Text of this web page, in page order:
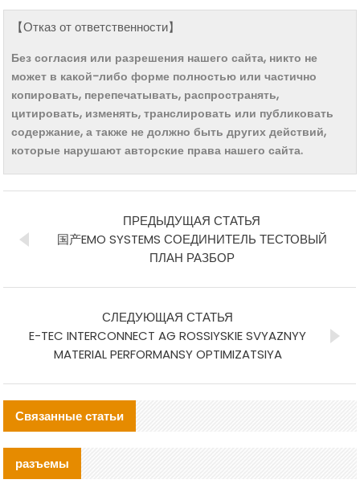
【Отказ от ответственности】
Без согласия или разрешения нашего сайта, никто не
может в какой-либо форме полностью или частично
копировать, перепечатывать, распространять,
цитировать, изменять, транслировать или публиковать
содержание, а также не должно быть других действий,
которые нарушают авторские права нашего сайта.
ПРЕДЫДУЩАЯ СТАТЬЯ
国产EMO SYSTEMS СОЕДИНИТЕЛЬ ТЕСТОВЫЙ
ПЛАН РАЗБОР
СЛЕДУЮЩАЯ СТАТЬЯ
E-TEC INTERCONNECT AG ROSSIYSKIE SVYAZNYY
MATERIAL PERFORMANSY OPTIMIZATSIYA
Связанные статьи
разъемы